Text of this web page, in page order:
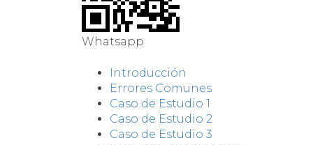
Whatsapp
Introducción
Errores Comunes
Caso de Estudio 1
Caso de Estudio 2
Caso de Estudio 3